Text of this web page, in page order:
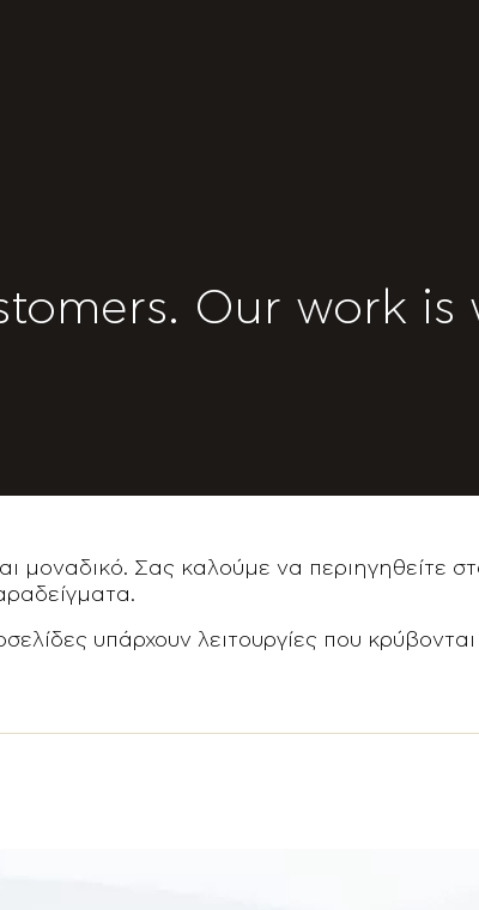
Our work is
μοναδικό. Σας καλούμε να περιηγηθείτε
υπάρχουν λειτουργίες που